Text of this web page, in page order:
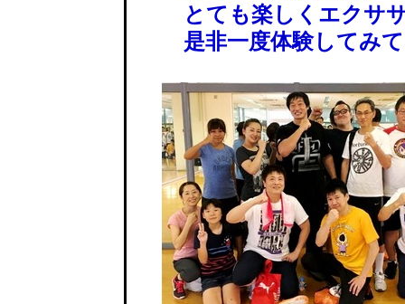
とても楽しくエクササ
是非一度体験してみて